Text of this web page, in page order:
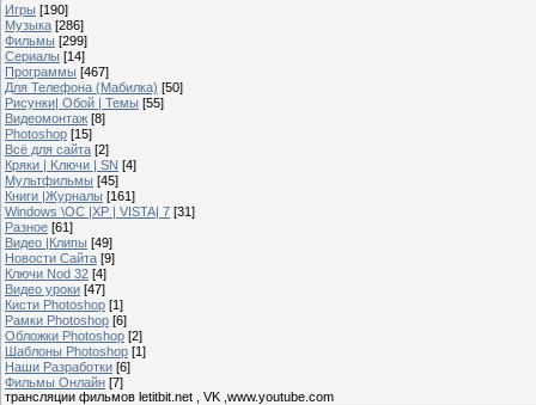
Игры [190]
Музыка [286]
Фильмы [299]
Сериалы [14]
Программы [467]
Для Телефона (Мабилка) [50]
Рисунки| Обой | Темы [55]
Видеомонтаж [8]
Photoshop [15]
Всё для сайта [2]
Кряки | Kлючи | SN [4]
Мультфильмы [45]
Книги |Журналы [161]
Windows \OC |XP | VISTA| 7 [31]
Разное [61]
Видео |Клипы [49]
Новости Сайта [9]
Ключи Nod 32 [4]
Видео уроки [47]
Кисти Photoshop [1]
Рамки Photoshop [6]
Обложки Photoshop [2]
Шаблоны Photoshop [1]
Наши Разработки [6]
Фильмы Онлайн [7]
трансляции фильмов letitbit.net , VK ,www.youtube.com